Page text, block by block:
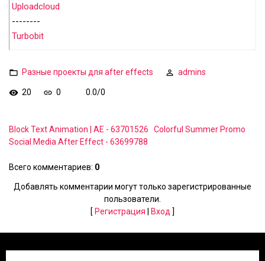
Uploadcloud
--------
Turbobit
Разные проекты для after effects admins
20 0 0.0/0
Block Text Animation | AE - 63701526
Colorful Summer Promo
Social Media After Effect - 63699788
Всего комментариев: 0
Добавлять комментарии могут только зарегистрированные
пользователи.
[ Регистрация Вход ]